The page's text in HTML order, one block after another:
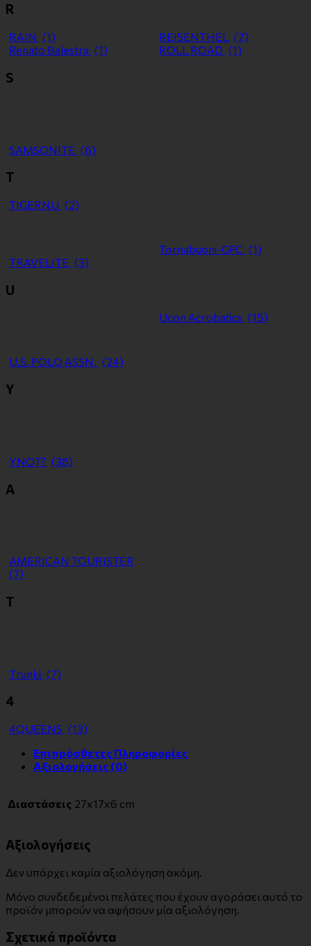
R
RAIN (1) REISENTHEL (7)
Renato Balestra (1) ROLL ROAD (1)
S
SAMSONITE (6)
T
TIGERNU (2)
Tornabuoni-GFC (1)
TRAVELITE (3)
U
U.S. POLO ASSN. (24)
Ucon Acrobatics (15)
Y
YNOT? (38)
Α
ΑMERICAN TOURISTER
(7)
Τ
Τrunki (7)
4
4QUEENS (13)
Επιπρόσθετες Πληροφορίες
Αξιολογήσεις (0)
Διαστάσεις 27x17x6 cm
Αξιολογήσεις
Δεν υπάρχει καμία αξιολόγηση ακόμη.
Μόνο συνδεδεμένοι πελάτες που έχουν αγοράσει αυτό το
προϊόν μπορούν να αφήσουν μία αξιολόγηση.
Σχετικά προϊόντα